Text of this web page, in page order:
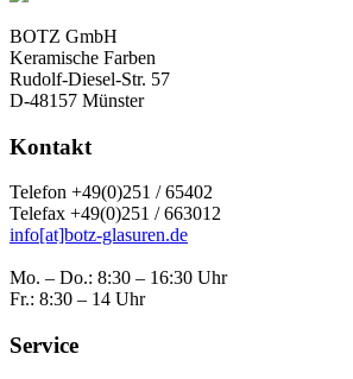
BOTZ GmbH
Keramische Farben
Rudolf-Diesel-Str. 57
D-48157 Münster
Kontakt
Telefon +49(0)251 / 65402
Telefax +49(0)251 / 663012
info[at]botz-glasuren.de
Mo. – Do.: 8:30 – 16:30 Uhr
Fr.: 8:30 – 14 Uhr
Service